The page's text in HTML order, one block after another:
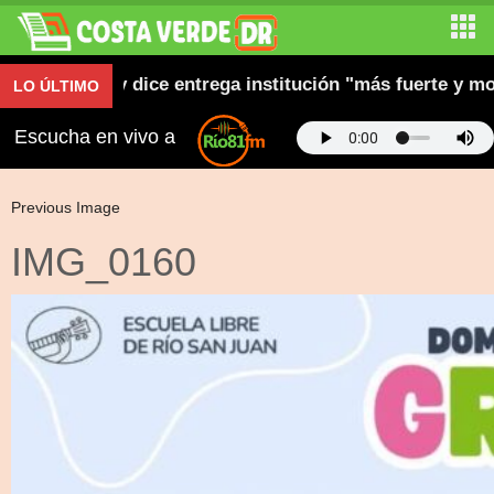
LO ÚLTIMO
gestión y dice entrega institución "más fuerte y
Escucha en vivo a
Previous Image
IMG_0160